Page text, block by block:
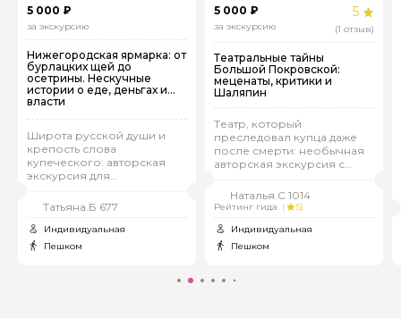
Я покажу вам Нижний Новгород, в который
захочется вернуться.
С уважением, Елена
5 000 ₽
за экскурсию
Нижегородская ярмарка: от
бурлацких щей до
осетрины. Нескучные
истории о еде, деньгах и
власти
Широта русской души и
крепость слова
купеческого: авторская
экскурсия для
впечатлений
Татьяна.Б 677
Индивидуальная
Пешком
5 000 ₽
за экскурсию
5
(1 отзыв)
Театральные тайны
Большой Покровской:
меценаты, критики и
Шаляпин
Театр, который
преследовал купца даже
после смерти: необычная
авторская экскурсия с
совпадениями
Наталья.С 1014
Рейтинг гида (
5)
Индивидуальная
Пешком